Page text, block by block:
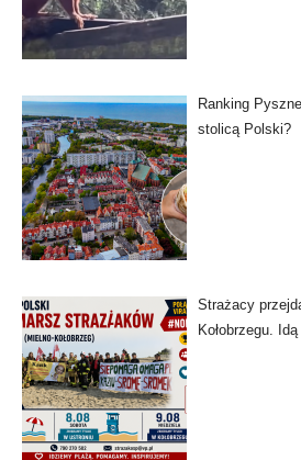
Ranking
stolicą Polski?
Strażacy
Kołobrzegu.